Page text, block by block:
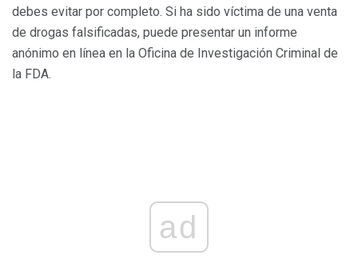
debes evitar por completo. Si ha sido víctima de una venta
de drogas falsificadas, puede presentar un informe
anónimo en línea en la Oficina de Investigación Criminal de
la FDA.
ad